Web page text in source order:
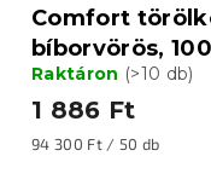
Comfort
bíborvörös,
Raktáron (>10 db)
1 886 Ft
Egységár:
94 300 Ft / 50 db